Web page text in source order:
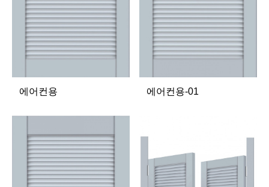
에어컨용 에어컨용-01